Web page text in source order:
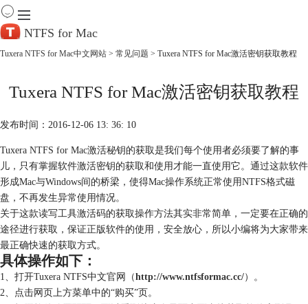
NTFS for Mac
产 品
服务中心
购买
Tuxera NTFS for Mac中文网站 > 常见问题 > Tuxera NTFS for Mac激活密钥获取教程
Tuxera NTFS for Mac激活密钥获取教程
发布时间：2016-12-06 13: 36: 10
Tuxera NTFS for Mac激活秘钥的获取是我们每个使用者必须要了解的事
儿，只有掌握软件激活密钥的获取和使用才能一直使用它。通过这款软件
形成Mac与Windows间的桥梁，使得Mac操作系统正常使用NTFS格式磁
盘，不再发生异常使用情况。
关于这款读写工具激活码的获取操作方法其实非常简单，一定要在正确的
途径进行获取，保证正版软件的使用，安全放心，所以小编将为大家带来
最正确快速的获取方式。
具体操作如下：
1、打开Tuxera NTFS中文官网（http://www.ntfsformac.cc/）。
2、点击网页上方菜单中的“购买”页。